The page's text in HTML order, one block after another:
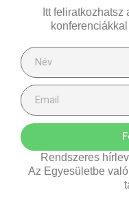
Itt
Rendszeres
Az Egyesületbe